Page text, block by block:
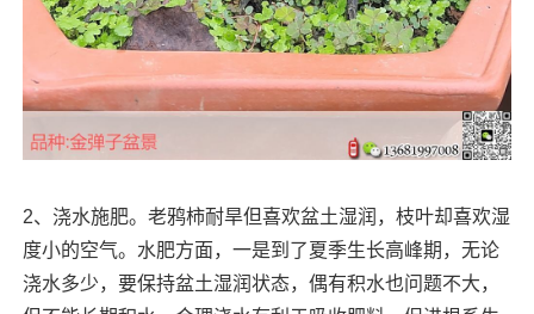
2、浇水施肥。老鸦柿耐旱但喜欢盆土湿润，枝叶却喜欢湿
度小的空气。水肥方面，一是到了夏季生长高峰期，无论
浇水多少，要保持盆土湿润状态，偶有积水也问题不大，